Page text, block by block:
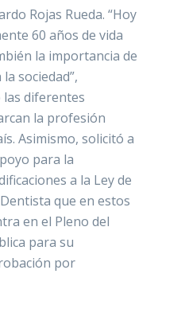
Rojas Rueda. “Hoy
60 años de vida
la importancia de
sociedad”,
diferentes
la profesión
Asimismo, solicitó a
para la
a la Ley de
que en estos
en el Pleno del
para su
por